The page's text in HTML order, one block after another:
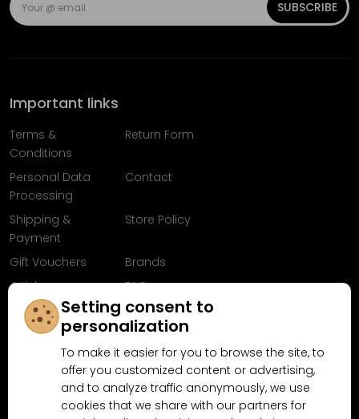
SUBSCRIBE
Important links
Terms &
Conditions
Return Form
Personal Data
Processing
Contact
Shipping &
Payment
Store Policy
Gift Vouchers
Brands
Articles
FAQ
Follow us on
Facebook
Why shop at MN-Modelar.com
Setting consent to
personalization
To make it easier for you to browse the site, to
offer you customized content or advertising,
and to analyze traffic anonymously, we use
cookies that we share with our partners for